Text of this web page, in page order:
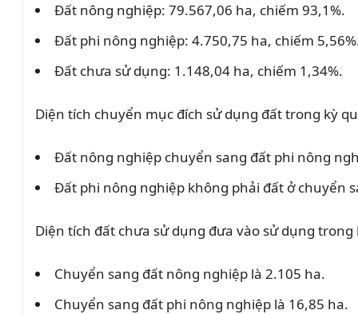
Đất nông nghiệp: 79.567,06 ha, chiếm 93,1%.
Đất phi nông nghiệp: 4.750,75 ha, chiếm
Đất chưa sử dụng: 1.148,04 ha, chiếm 1,34%.
Diện tích chuyển mục đích sử dụng đất trong kỳ
Đất nông nghiệp chuyển sang đất phi nông
Đất phi nông nghiệp không phải đất ở chuyển
Diện tích đất chưa sử dụng đưa vào sử dụng
Chuyển sang đất nông nghiệp là 2.105 ha.
Chuyển sang đất phi nông nghiệp là 16,85 ha.